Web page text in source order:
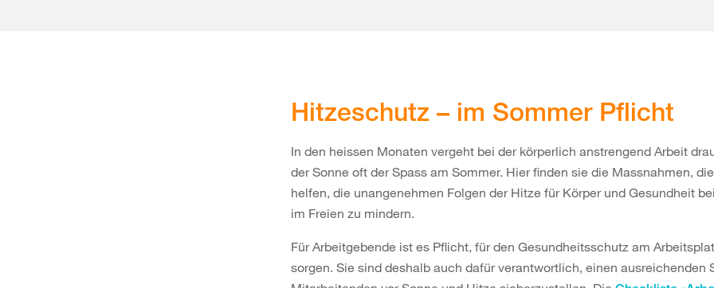
Hitzeschutz – im Sommer Pflicht
In den heissen Monaten vergeht bei der körperlich anstrengend Arbeit
der Sonne oft der Spass am Sommer. Hier finden sie die Massnahmen,
helfen, die unangenehmen Folgen der Hitze für Körper und Gesundheit
im Freien zu mindern.
Für Arbeitgebende ist es Pflicht, für den Gesundheitsschutz am
sorgen. Sie sind deshalb auch dafür verantwortlich, einen ausreichenden